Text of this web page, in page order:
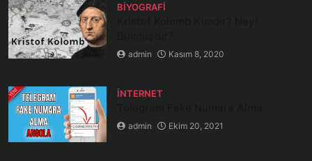
BIYOGRAFI
admin Kasım 8, 2020
İNTERNET
admin Ekim 20, 2021